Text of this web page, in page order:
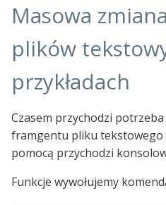
Masowa
plików
przykładach
Czasem przychodzi
framgentu pliku tekstowego
pomocą przychodzi
Funkcje wywołujemy